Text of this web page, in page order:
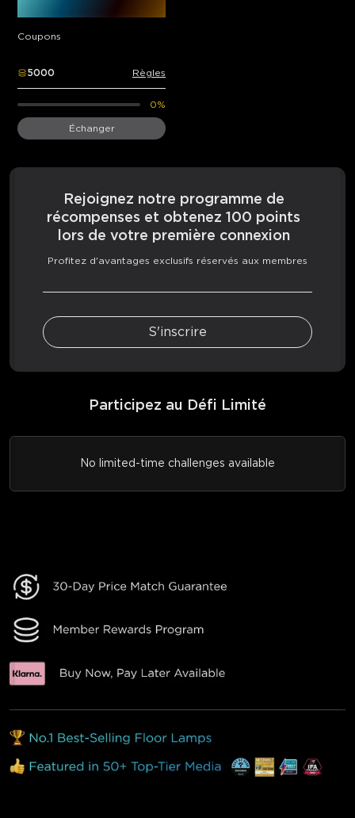
Coupons
5000 Règles
0%
Échanger
Rejoignez notre programme de
récompenses et obtenez 100 points
lors de votre première connexion
Profitez d'avantages exclusifs réservés aux membres
S'inscrire
Participez au Défi Limité
No limited-time challenges available